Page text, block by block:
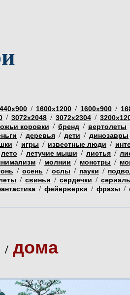
/ 1600х1200 / 1600х900 /
/ 3072х2048 / 3072х2304 /
коровки / бренд / вертолеты
/ деревья / дети / динозавры
/ игры / известные люди /
лето / летучие мыши / листья /
/ молнии / монстры /
/ осень / ослы / пауки /
/ свиньи / сердечки /
/ фейерверки / фразы /
/ дома